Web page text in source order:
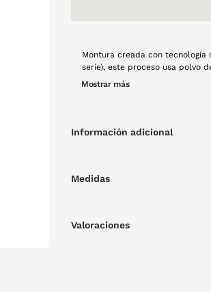
Montura creada con
serie), este proceso usa polvo
estabilidad dimensional y buen
mano con mucho cariño y
Mostrar más
Información adicional
Medidas
Valoraciones